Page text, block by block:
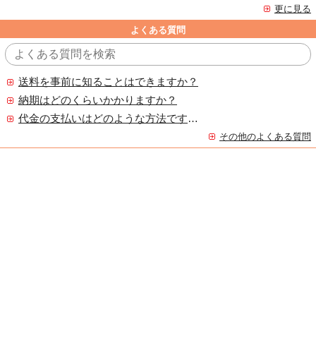
更に見る
よくある質問
送料を事前に知ることはできますか？
納期はどのくらいかかりますか？
代金の支払いはどのような方法ですか？
その他のよくある質問